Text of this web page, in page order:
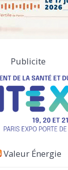
Publicite
Valeur Énergie